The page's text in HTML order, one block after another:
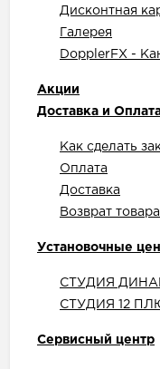
Дисконтная
Галерея
DopplerFX -
Акции
Доставка и
Как сделать
Оплата
Доставка
Возврат товара
Установочные
СТУДИЯ
СТУДИЯ 12
Сервисный центр